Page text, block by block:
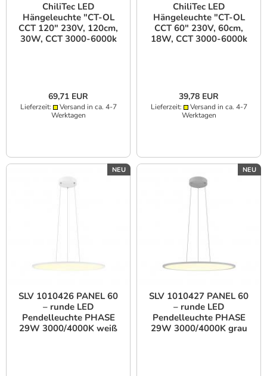
ChiliTec LED
Hängeleuchte "CT-OL
CCT 120" 230V, 120cm,
30W, CCT 3000-6000k
69,71 EUR
Lieferzeit:
Versand in ca. 4-7
Werktagen
ChiliTec LED
Hängeleuchte "CT-OL
CCT 60" 230V, 60cm,
18W, CCT 3000-6000k
39,78 EUR
Lieferzeit:
Versand in ca. 4-7
Werktagen
NEU
SLV 1010426 PANEL 60
– runde LED
Pendelleuchte PHASE
29W 3000/4000K weiß
NEU
SLV 1010427 PANEL 60
– runde LED
Pendelleuchte PHASE
29W 3000/4000K grau